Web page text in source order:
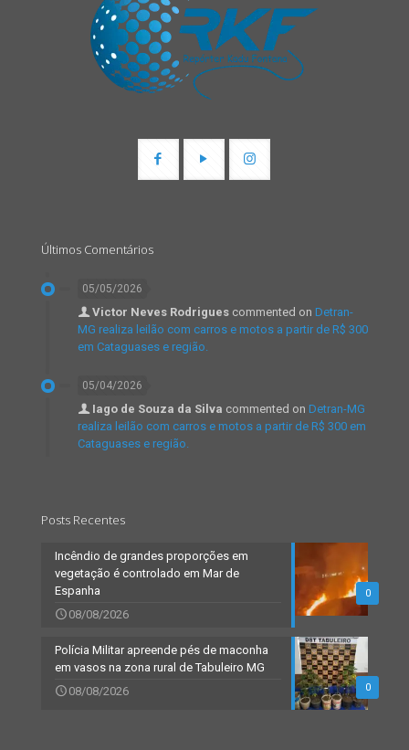
Últimos Comentários
05/05/2026
Victor Neves Rodrigues commented on Detran-
MG realiza leilão com carros e motos a partir de R$ 300
em Cataguases e região.
05/04/2026
Iago de Souza da Silva commented on Detran-MG
realiza leilão com carros e motos a partir de R$ 300 em
Cataguases e região.
Posts Recentes
0
Incêndio de grandes proporções em
vegetação é controlado em Mar de
Espanha
08/08/2026
0
Polícia Militar apreende pés de maconha
em vasos na zona rural de Tabuleiro MG
08/08/2026